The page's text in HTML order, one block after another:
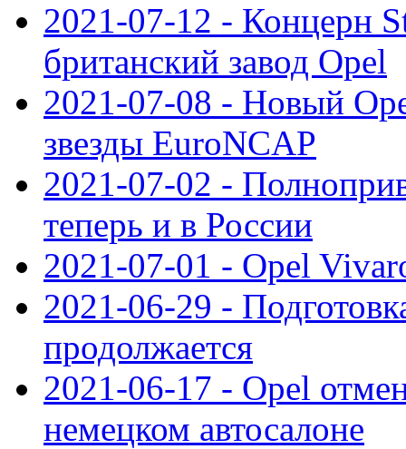
2021-07-12 - Концерн
британский завод Opel
2021-07-08 - Новый
звезды EuroNCAP
2021-07-02 -
теперь и в России
2021-07-01 - Opel
2021-06-29 -
продолжается
2021-06-17 - Opel
немецком автосалоне